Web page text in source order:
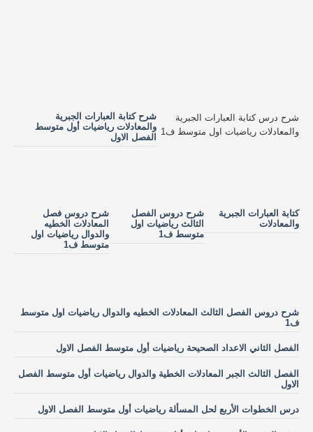
شرح درس كتابة العبارات الجبرية
والمعادلات رياضيات اول متوسط ف1
شرح كتابة العبارات الجبرية
والمعادلات رياضيات أول متوسط
الفصل الاول
كتابة العبارات الجبرية
والمعادلات
شرح دروس الفصل
الثالث رياضيات اول
متوسط ف1
شرح دروس فصل
المعادلات الخطيه
والدوال رياضيات اول
متوسط ف1
شرح دروس الفصل الثالث المعادلات الخطيه والدوال رياضيات اول متوسط
ف1
الفصل الثاني الاعداد الصحيحة رياضيات أول متوسط الفصل الاول
الفصل الثالث الجبر المعادلات الخطية والدوال رياضيات أول متوسط الفصل
الاول
درس الخطوات الأربع لحل المسألة رياضيات أول متوسط الفصل الاول